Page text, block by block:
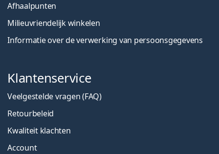
Afhaalpunten
Milieuvriendelijk winkelen
Informatie over de verwerking van persoonsgegevens
Klantenservice
Veelgestelde vragen (FAQ)
Retourbeleid
Kwaliteit klachten
Account